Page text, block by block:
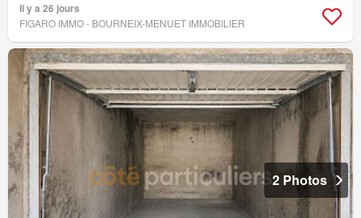
Il y a 26 jours
FIGARO IMMO - BOURNEIX-MENUET IMMOBILIER
2 Photos